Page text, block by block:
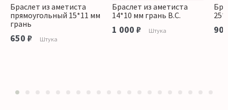
Браслет из аметиста
прямоугольный 15*11 мм
грань
650 ₽ Штука
Браслет из аметиста
14*10 мм грань В.С.
1 000 ₽ Штука